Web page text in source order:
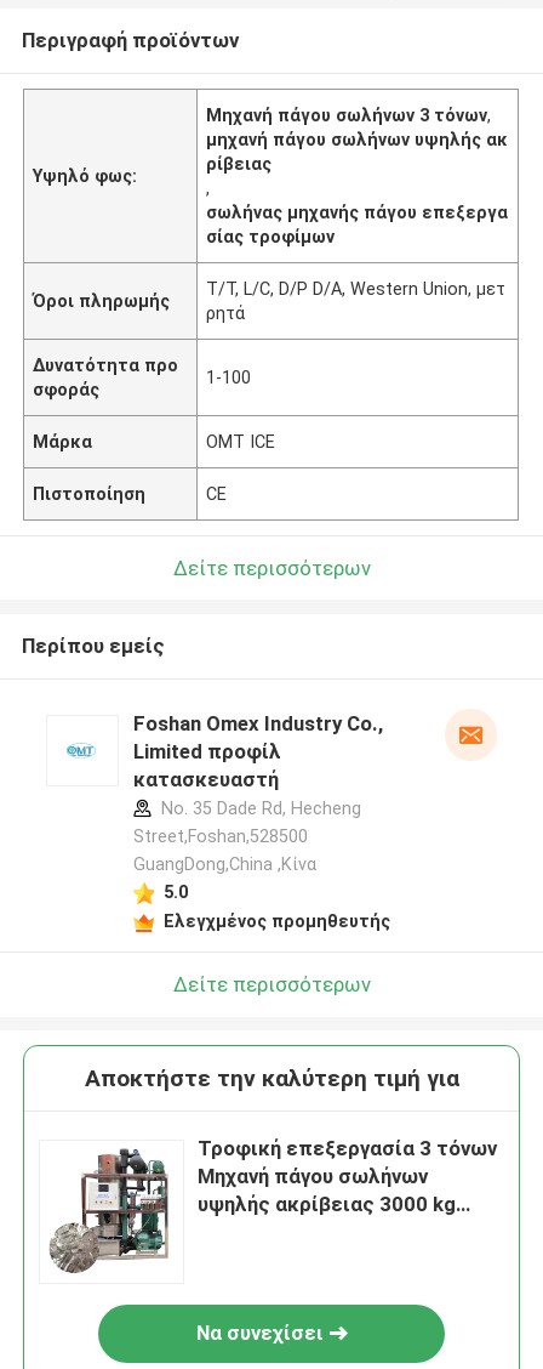
Περιγραφή προϊόντων
Υψηλό φως:
Μηχανή πάγου σωλήνων 3 τόνων,
μηχανή πάγου σωλήνων υψηλής ακ
ρίβειας
,
σωλήνας μηχανής πάγου επεξεργα
σίας τροφίμων
Όροι πληρωμής
Τ/Τ, L/C, D/P D/A, Western Union, μετ
ρητά
Δυνατότητα προ
σφοράς
1-100
Μάρκα OMT ICE
Πιστοποίηση CE
Δείτε περισσότερων
Περίπου εμείς
Foshan Omex Industry Co.,
Limited προφίλ
κατασκευαστή
No. 35 Dade Rd, Hecheng
Street,Foshan,528500
GuangDong,China ,Κίνα
5.0
Ελεγχμένος προμηθευτής
Δείτε περισσότερων
Αποκτήστε την καλύτερη τιμή για
Τροφική επεξεργασία 3 τόνων
Μηχανή πάγου σωλήνων
υψηλής ακρίβειας 3000 kg
Να συνεχίσει